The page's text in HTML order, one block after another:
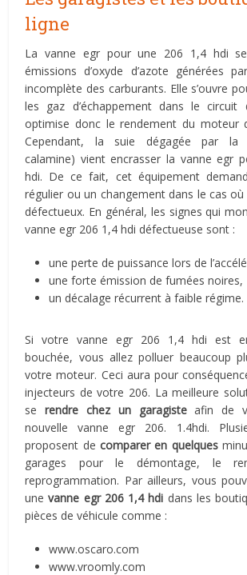
ligne
La vanne egr pour une 206 1,4 hdi
émissions d’oxyde d’azote générées
incomplète des carburants. Elle s’ouvre
les gaz d’échappement dans le circuit
optimise donc le rendement du moteur
Cependant, la suie dégagée par la
calamine) vient encrasser la vanne egr
hdi. De ce fait, cet équipement
régulier ou un changement dans le cas
défectueux. En général, les signes qui
vanne egr 206 1,4 hdi défectueuse sont :
une perte de puissance lors de
une forte émission de fumées noires,
un décalage récurrent à faible régime.
Si votre vanne egr 206 1,4 hdi est
bouchée, vous allez polluer beaucoup
votre moteur. Ceci aura pour
injecteurs de votre 206. La meilleure
serendre chez un garagisteafin de
nouvelle vanne egr 206. 1.4hdi.
proposent de comparer en quelques
garages pour le démontage, le
reprogrammation. Par ailleurs, vous
unevanne egr 206 1,4 hdi dans les
pièces de véhicule comme :
www.oscaro.com
www.vroomly.com